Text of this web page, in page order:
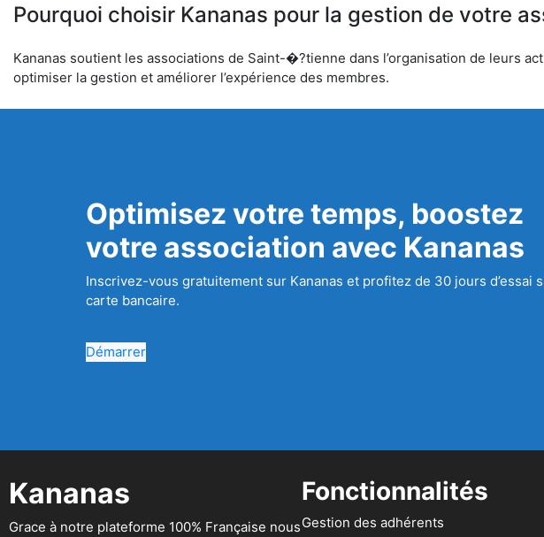
Pourquoi choisir Kananas pour la gestion de votre
Kananas soutient les associations de Saint-�?tienne dans l’organisation de leurs
optimiser la gestion et améliorer l’expérience des membres.
Optimisez votre temps, boostez
votre association avec Kananas
Inscrivez-vous gratuitement sur Kananas et profitez de 30 jours d’essai
carte bancaire.
Démarrer
Kananas
Grace à notre plateforme 100% Française nous
Fonctionnalités
Gestion des adhérents